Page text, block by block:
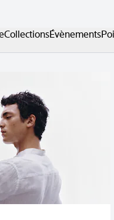
CollectionsÉvènements